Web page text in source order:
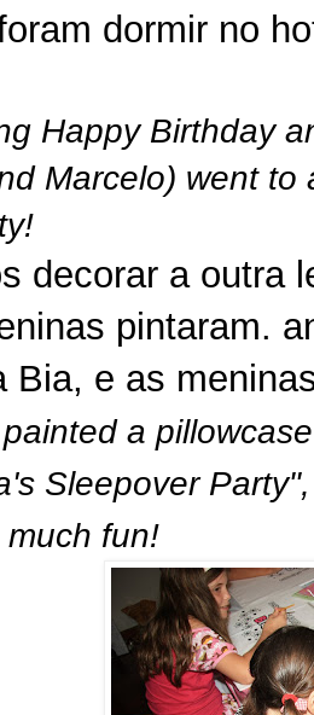
dormir no
Happy Birthday
Marcelo) went
decorar a outra
pintaram.
Bia, e as
a
Sleepover
fun!